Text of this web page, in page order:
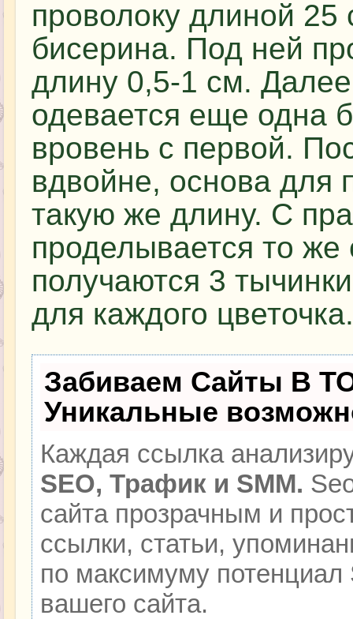
проволоку длиной
бисерина. Под ней
длину 0,5-1 см.
одевается еще одна
вровень с первой.
вдвойне, основа для
такую же длину. С
проделывается то же
получаются 3
для каждого цветочка.
Забиваем Сайты В
Уникальные
Каждая ссылка
SEO, Трафик и SMM.
сайта прозрачным и
ссылки, статьи,
по максимуму
вашего сайта.